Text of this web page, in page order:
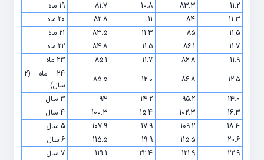
11.2
83.3
10.8
81.7
19 ماه
11.3
84
11
82.8
20 ماه
11.5
85
11.3
83.5
21 ماه
11.7
86.1
11.5
84.8
22 ماه
11.9
86.8
11.7
85.1
23 ماه
12.5
86.8
12.0
85.5
24 ماه (2
سال)
14.0
95.2
14.2
94
3 سال
16.3
102.3
15.4
100.3
4 سال
18.4
109.2
17.9
107.9
5 سال
20.6
115.5
19.9
115.5
6 سال
22.9
121.9
22.4
121.1
7 سال